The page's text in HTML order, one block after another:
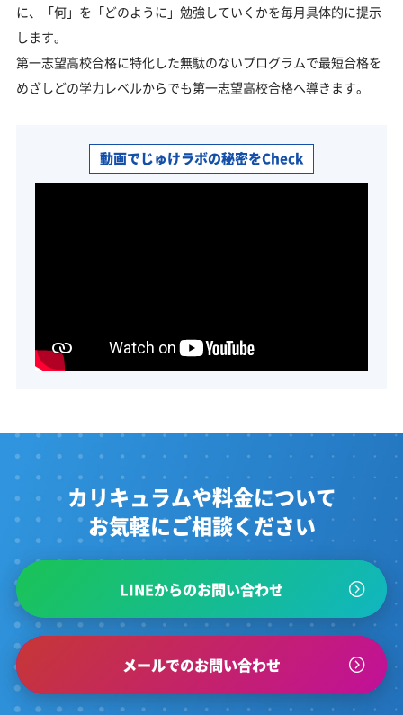
に、「何」を「どのように」勉強していくかを毎月具体的に提示
します。
第一志望高校合格に特化した無駄のないプログラムで最短合格を
めざしどの学力レベルからでも第一志望高校合格へ導きます。
動画でじゅけラボの秘密をCheck
カリキュラムや料金について
お気軽にご相談ください
LINEからのお問い合わせ
メールでのお問い合わせ